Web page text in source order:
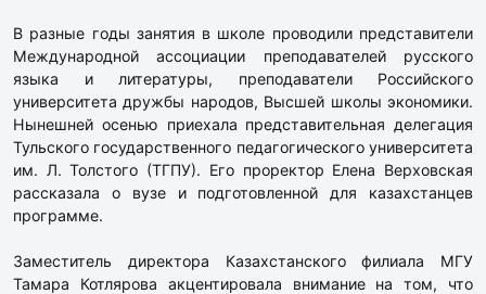
В разные годы занятия в школе проводили представители
Международной ассоциации преподавателей русского
языка и литературы, преподаватели Российского
университета дружбы народов, Высшей школы экономики.
Нынешней осенью приехала представительная делегация
Тульского государственного педагогического университета
им. Л. Толстого (ТГПУ). Его проректор Елена Верховская
рассказала о вузе и подготовленной для казахстанцев
программе.
Заместитель директора Казахстанского филиала МГУ
Тамара Котлярова акцентировала внимание на том, что